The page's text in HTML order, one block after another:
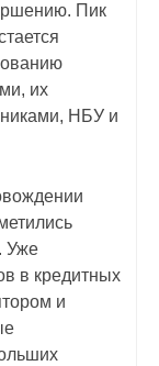
Пик
их
НБУ и
Уже
в кредитных
и